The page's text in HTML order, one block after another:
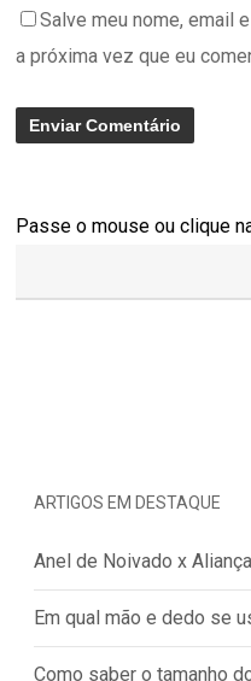
Salve meu nome, email
a próxima vez que eu
Passe o mouse ou clique
ARTIGOS EM DESTAQUE
Anel de Noivado x
Em qual mão e dedo se
Como saber o tamanho